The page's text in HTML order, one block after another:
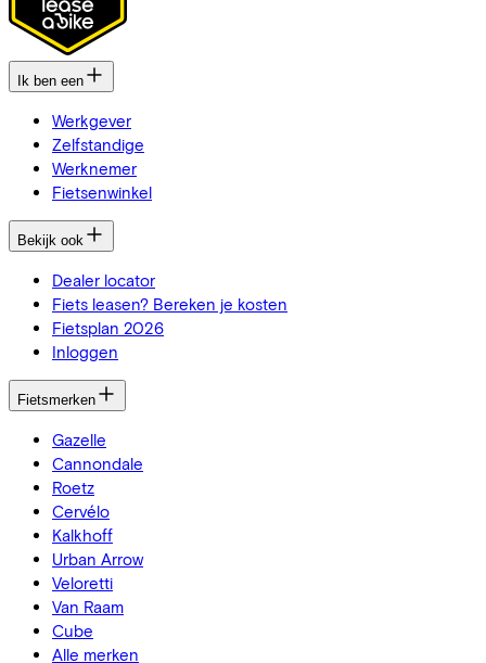
Ik ben een
Werkgever
Zelfstandige
Werknemer
Fietsenwinkel
Bekijk ook
Dealer locator
Fiets leasen? Bereken je kosten
Fietsplan 2026
Inloggen
Fietsmerken
Gazelle
Cannondale
Roetz
Cervélo
Kalkhoff
Urban Arrow
Veloretti
Van Raam
Cube
Alle merken